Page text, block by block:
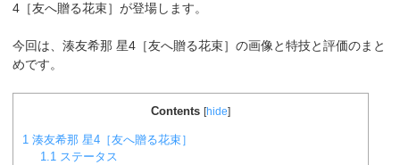
4［友へ贈る花束］が登場します。
今回は、湊友希那 星4［友へ贈る花束］の画像と特技と評価のまと
めです。
Contents [hide]
1 湊友希那 星4［友へ贈る花束］
1.1 ステータス